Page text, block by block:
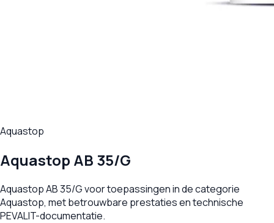
Aquastop
Aquastop AB 35/G
Aquastop AB 35/G voor toepassingen in de categorie
Aquastop, met betrouwbare prestaties en technische
PEVALIT-documentatie.